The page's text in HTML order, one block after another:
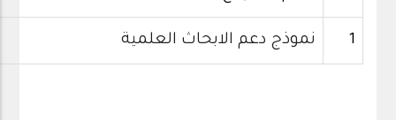
1 نموذج دعم الابحاث العلمية